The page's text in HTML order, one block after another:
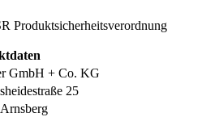
Produktsicherheitsverordnung
GmbH + Co. KG
25